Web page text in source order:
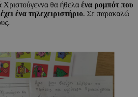
Χριστούγεννα θα ήθελα ένα ρομπότ που
ένα τηλεχειριστήριο. Σε παρακαλώ